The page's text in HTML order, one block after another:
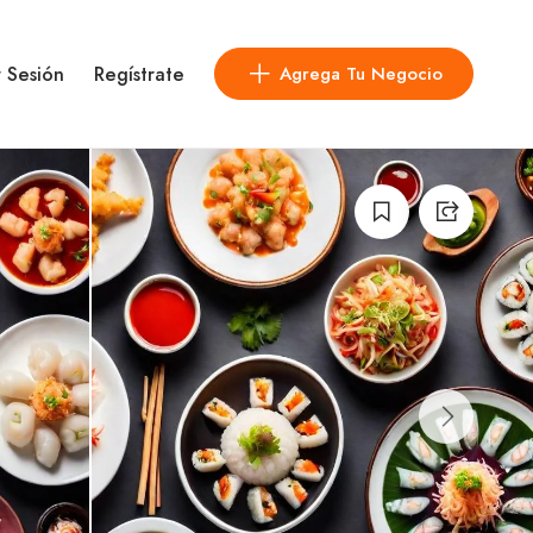
Regístrate Agrega Tu Negocio